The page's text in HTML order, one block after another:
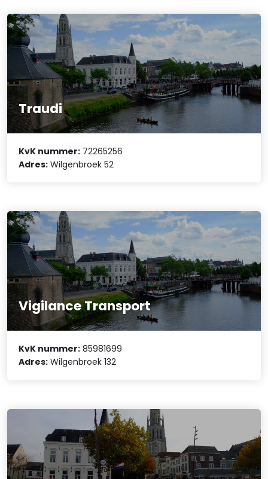
Traudi
KvK nummer: 72265256
Adres: Wilgenbroek 52
Vigilance Transport
KvK nummer: 85981699
Adres: Wilgenbroek 132